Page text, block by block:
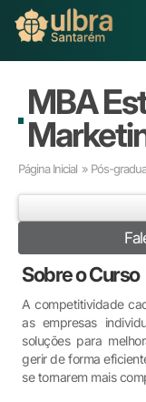
Buscar
Ensino Básico
Pós-graduação
Educação a
Pesquisa
Extensão
Infraestrutura e
Inovação
MBA
Página Inicial » Pós-
Sobre o Curso
A competitividade
as empresas
soluções para
gerir de forma
se tornarem mais